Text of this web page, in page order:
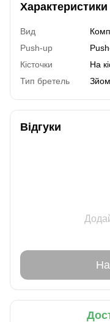
Характеристики
Вид
Push-up
Кісточки
На
Тип бретель
Відгуки